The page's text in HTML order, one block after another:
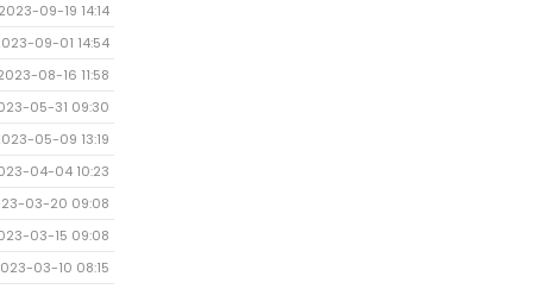
2023-09-19 14:14
09-01 14:54
08-16 11:58
05-31 09:30
05-09 13:19
04-04 10:23
03-20 09:08
03-15 09:08
03-10 08:15